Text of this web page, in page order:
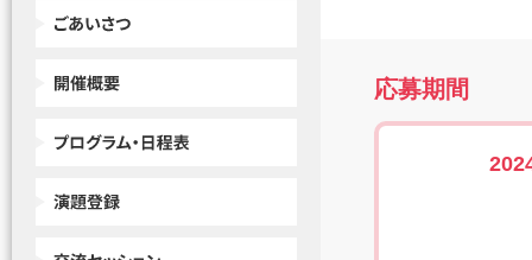
応募期間